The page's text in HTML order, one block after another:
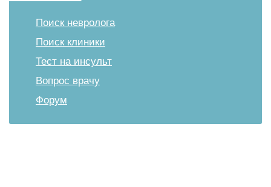
Поиск невролога
Поиск клиники
Тест на инсульт
Вопрос врачу
Форум